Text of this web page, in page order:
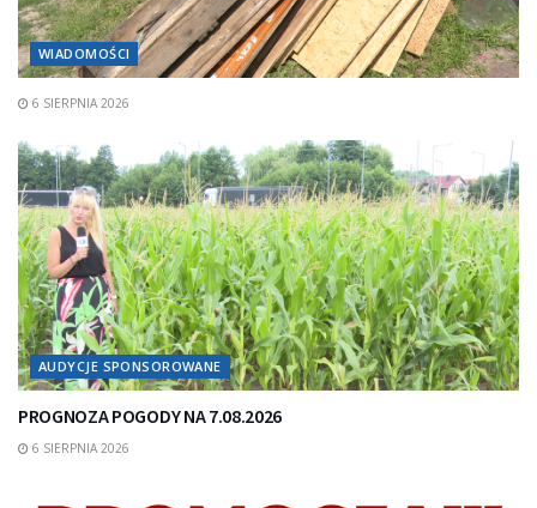
WIADOMOŚCI
6 SIERPNIA 2026
AUDYCJE SPONSOROWANE
PROGNOZA POGODY NA 7.08.2026
6 SIERPNIA 2026